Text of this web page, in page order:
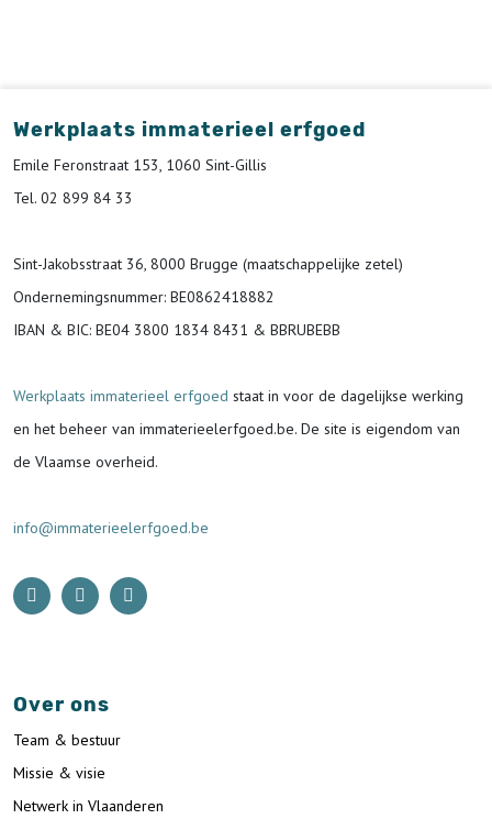
Werkplaats immaterieel erfgoed
Emile Feronstraat 153, 1060 Sint-Gillis
Tel. 02 899 84 33
Sint-Jakobsstraat 36, 8000 Brugge (maatschappelijke zetel)
Ondernemingsnummer: BE0862418882
IBAN & BIC: BE04 3800 1834 8431 & BBRUBEBB
Werkplaats immaterieel erfgoed staat in voor de dagelijkse werking
en het beheer van immaterieelerfgoed.be. De site is eigendom van
de Vlaamse overheid.
info@immaterieelerfgoed.be
Over ons
Team & bestuur
Missie & visie
Netwerk in Vlaanderen